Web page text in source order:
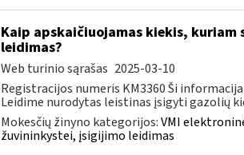
Kaip apskaičiuojamas kiekis,
leidimas?
Web turinio sąrašas 2025-03-10
Registracijos numeris KM3360 Ši
Leidime nurodytas leistinas įsigyti gazolių
Mokesčių žinyno kategorijos:VMI
žuvininkystei, įsigijimo leidimas